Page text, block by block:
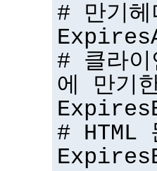
# 만기헤
# 클라
에 만기
# HTML